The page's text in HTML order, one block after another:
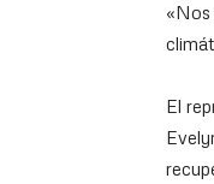
«Nos
El